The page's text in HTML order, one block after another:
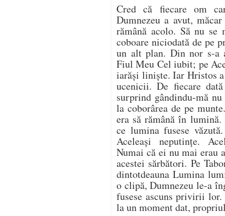
Cred că fiecare om
Dumnezeu a avut,
rămână acolo. Să nu
coboare niciodată de pe
un alt plan. Din nor s-a
Fiul Meu Cel iubit; pe
iarăși liniște. Iar Hristos
ucenicii. De fiecare
surprind gândindu-mă
la coborârea de pe
era să rămână în lumină.
ce lumina fusese
Aceleași neputințe.
Numai că ei nu mai erau
acestei sărbători. Pe
dintotdeauna Lumina
o clipă, Dumnezeu le-a
fusese ascuns privirii
la un moment dat,